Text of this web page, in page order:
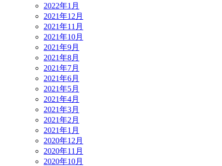
2022年1月
2021年12月
2021年11月
2021年10月
2021年9月
2021年8月
2021年7月
2021年6月
2021年5月
2021年4月
2021年3月
2021年2月
2021年1月
2020年12月
2020年11月
2020年10月